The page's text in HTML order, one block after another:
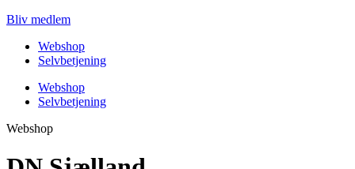
Bliv medlem
Webshop
Selvbetjening
Webshop
Selvbetjening
Webshop